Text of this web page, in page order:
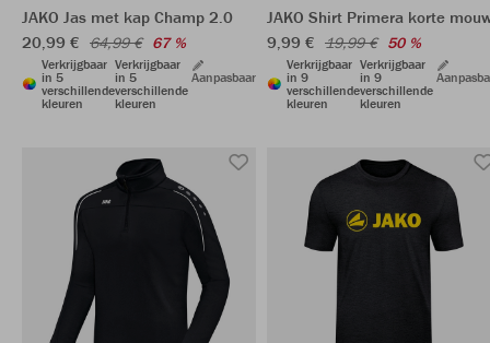
JAKO Jas met kap Champ 2.0
20,99 € 64,99 € 67 %
Verkrijgbaar
in 5
verschillende
kleuren
Verkrijgbaar
in 5
verschillende
kleuren
Aanpasbaar
JAKO Shirt Primera korte
9,99 € 19,99 € 50 %
Verkrijgbaar
in 9
verschillende
kleuren
Verkrijgbaar
in 9
verschillende
kleuren